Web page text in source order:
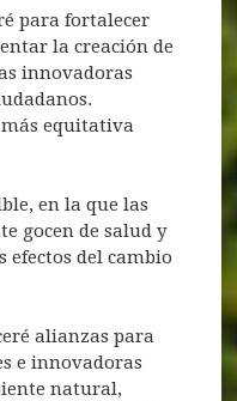
para fortalecer
la creación de
innovadoras
equitativa
en la que las
gocen de salud y
efectos del cambio
alianzas para
e innovadoras
natural,